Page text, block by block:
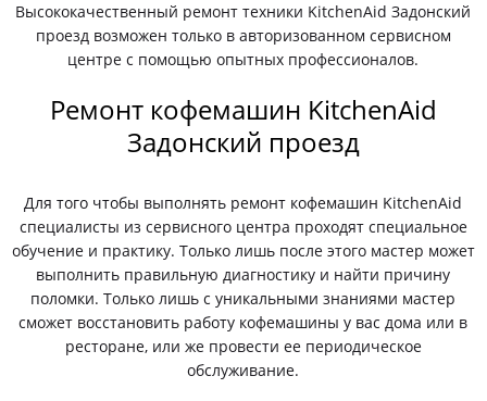
Высококачественный ремонт техники KitchenAid Задонский
проезд возможен только в авторизованном сервисном
центре с помощью опытных профессионалов.
Ремонт кофемашин KitchenAid
Задонский проезд
Для того чтобы выполнять ремонт кофемашин KitchenAid
специалисты из сервисного центра проходят специальное
обучение и практику. Только лишь после этого мастер может
выполнить правильную диагностику и найти причину
поломки. Только лишь с уникальными знаниями мастер
сможет восстановить работу кофемашины у вас дома или в
ресторане, или же провести ее периодическое
обслуживание.